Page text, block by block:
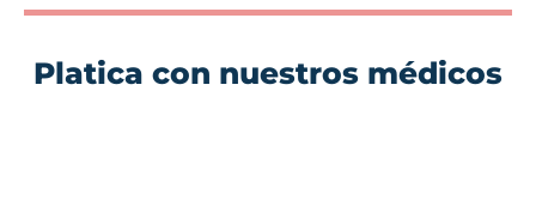
Platica con nuestros médicos